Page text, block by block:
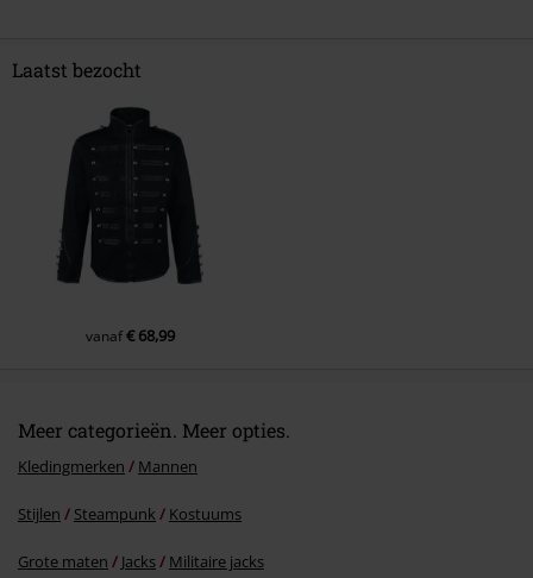
Commentaar versturen
Laatst bezocht
vanaf€ 68,99
Meer categorieën. Meer opties.
Kledingmerken Mannen
Stijlen Steampunk Kostuums
Grote maten Jacks Militaire jacks